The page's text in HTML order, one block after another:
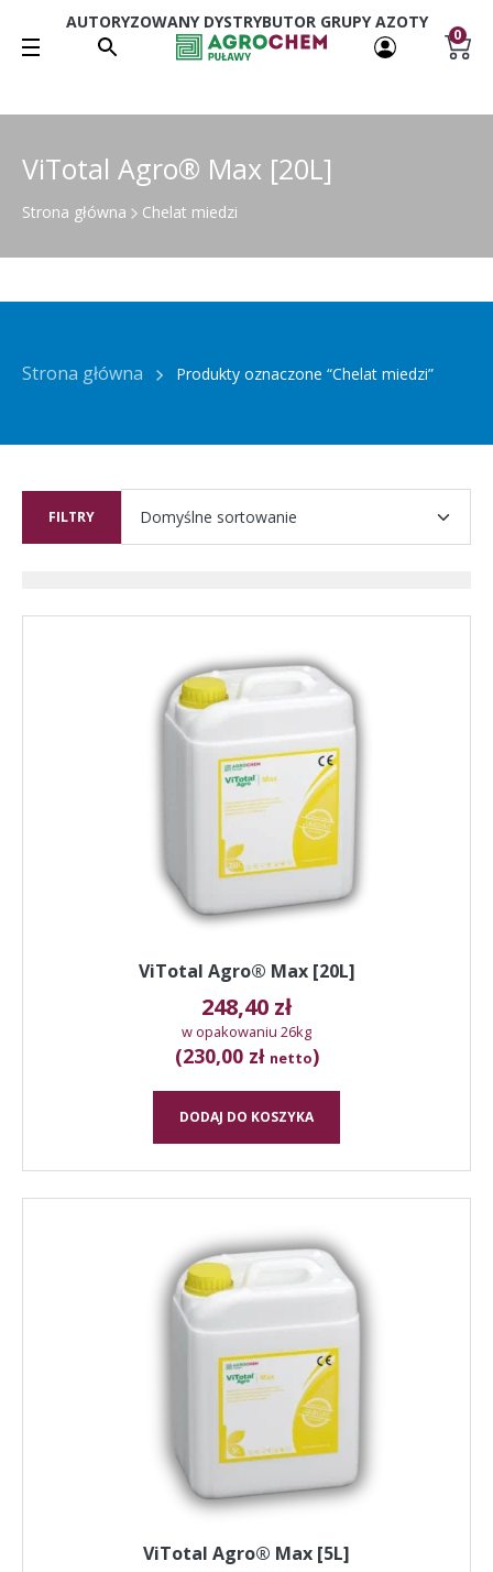
AUTORYZOWANY DYSTRYBUTOR GRUPY AZOTY
0
ViTotal Agro® Max [20L]
Strona główna Chelat miedzi
Strona główna Produkty oznaczone “Chelat miedzi”
FILTRY
ViTotal Agro® Max [20L]
248,40 zł
w opakowaniu 26kg
(230,00 zł netto)
DODAJ DO KOSZYKA
ViTotal Agro® Max [5L]